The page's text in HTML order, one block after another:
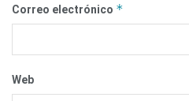
Correo electrónico *
Web